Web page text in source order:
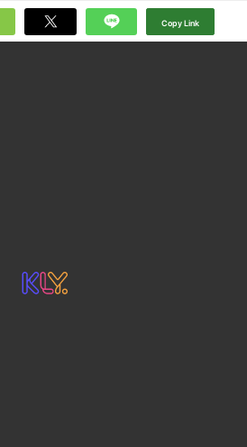
Copy Link